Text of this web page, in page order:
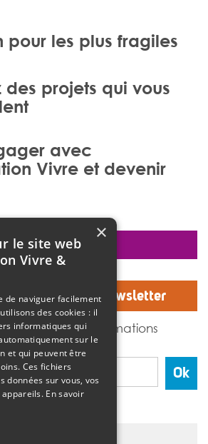
pour les plus fragiles
des projets qui vous
avec
Vivre et devenir
vous à notre Newsletter
recevoir des informations
Vivre et devenir.
Ok
faire un don
×
le site web
Vivre &
de naviguer facilement
des cookies : il
informatiques qui
sur le
et qui peuvent être
Ces fichiers
données sur vous, vos
appareils. En savoir